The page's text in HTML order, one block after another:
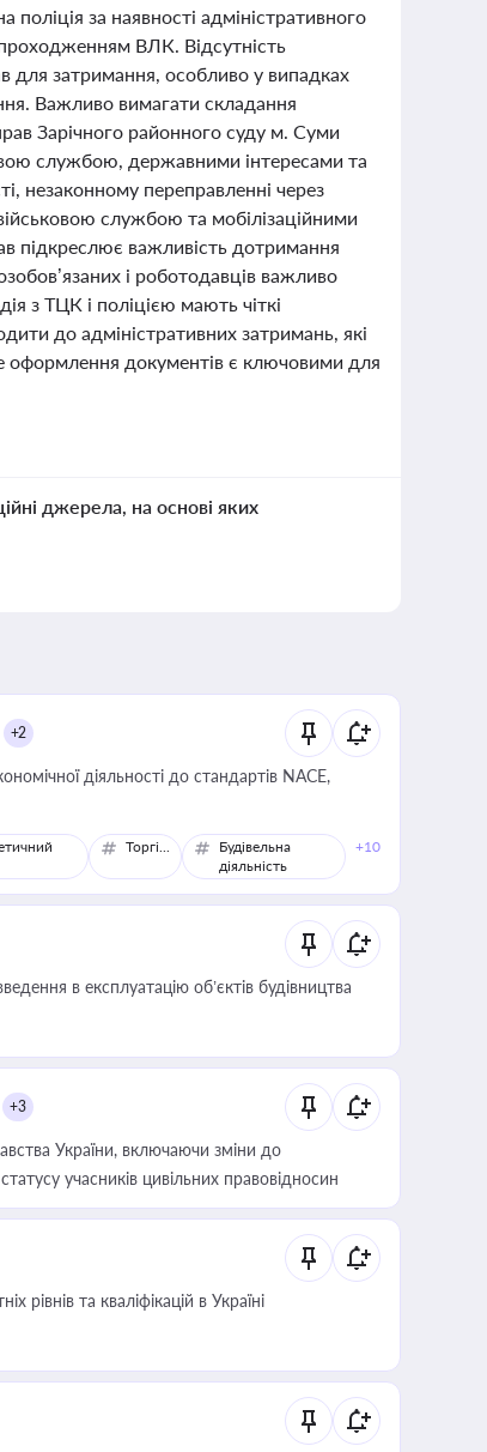
за наявності адміністративного
ВЛК. Відсутність
для затримання, особливо у випадках
Важливо вимагати складання
Зарічного районного суду м. Суми
службою, державними інтересами та
незаконному переправленні через
службою та мобілізаційними
підкреслює важливість дотримання
і роботодавців важливо
з ТЦК і поліцією мають чіткі
до адміністративних затримань, які
оформлення документів є ключовими для
джерела, на основі яких
+2
діяльності до стандартів NACE,
Торгівля
Будівельна
діяльність
+10
в експлуатацію об’єктів будівництва
+3
України, включаючи зміни до
учасників цивільних правовідносин
рівнів та кваліфікацій в Україні